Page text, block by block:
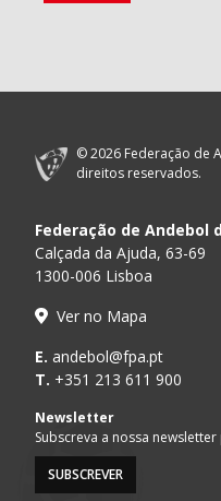
© 2026 Federação de
direitos reservados.
Federação de Andebol
Calçada da Ajuda, 63-69
1300-006 Lisboa
Ver no Mapa
E. andebol@fpa.pt
T. +351 213 611 900
Newsletter
Subscreva a nossa
SUBSCREVER